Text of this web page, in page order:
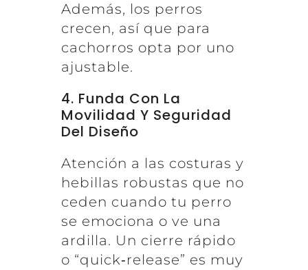
Además, los perros
crecen, así que para
cachorros opta por uno
ajustable.
4. Funda Con La
Movilidad Y Seguridad
Del Diseño
Atención a las costuras y
hebillas robustas que no
ceden cuando tu perro
se emociona o ve una
ardilla. Un cierre rápido
o “quick‑release” es muy